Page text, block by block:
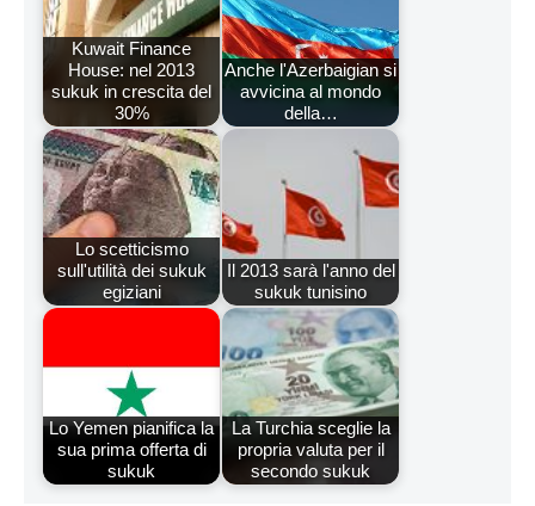
Kuwait Finance
House: nel 2013
sukuk in crescita del
30%
Anche l'Azerbaigian si
avvicina al mondo
della…
Lo scetticismo
sull'utilità dei sukuk
egiziani
Il 2013 sarà l'anno del
sukuk tunisino
Lo Yemen pianifica la
sua prima offerta di
sukuk
La Turchia sceglie la
propria valuta per il
secondo sukuk